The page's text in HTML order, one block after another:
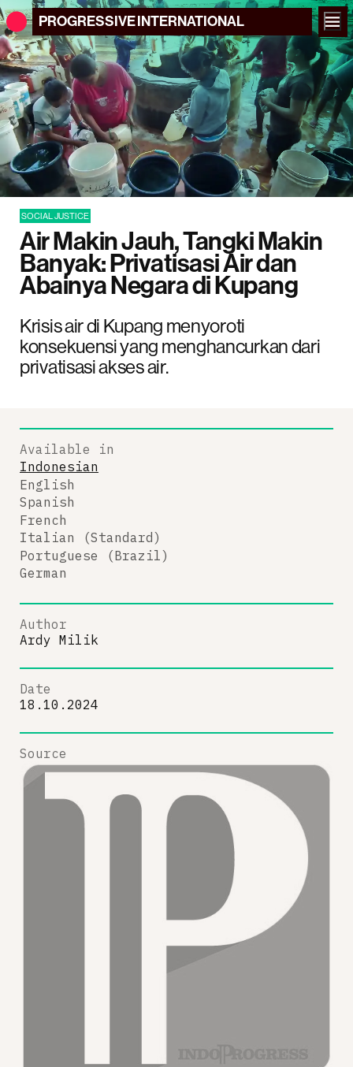
PROGRESSIVEINTERNATIONAL
SOCIAL JUSTICE
Air Makin Jauh, Tangki Makin
Banyak: Privatisasi Air dan
Abainya Negara di Kupang
Krisis air di Kupang menyoroti
konsekuensi yang menghancurkan dari
privatisasi akses air.
Available in
Indonesian
English
Spanish
French
Italian (Standard)
Portuguese (Brazil)
German
Author
Ardy Milik
Date
18.10.2024
Source